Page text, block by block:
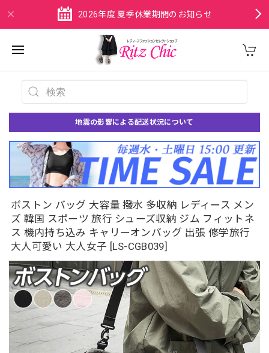
2026年度 夏季休業期間のお知らせ
地震の影響による配送状況について
ボストン バッグ 大容量 撥水 多収納 レディース メン
ズ 韓国 スポーツ 旅行 シューズ収納 ジム フィットネ
ス 機内持ち込み キャリーオンバッグ 出張 修学旅行
大人可愛い 大人女子 [LS-CGB039]